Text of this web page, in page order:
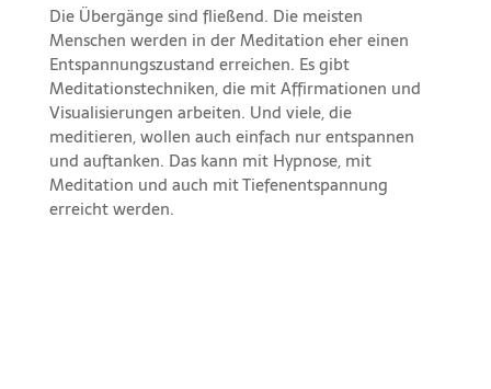
Die Übergänge sind fließend. Die meisten
Menschen werden in der Meditation eher einen
Entspannungszustand erreichen. Es gibt
Meditationstechniken, die mit Affirmationen und
Visualisierungen arbeiten. Und viele, die
meditieren, wollen auch einfach nur entspannen
und auftanken. Das kann mit Hypnose, mit
Meditation und auch mit Tiefenentspannung
erreicht werden.